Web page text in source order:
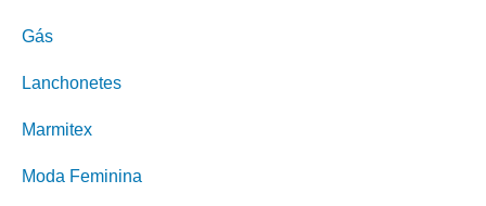
Gás
Lanchonetes
Marmitex
Moda Feminina